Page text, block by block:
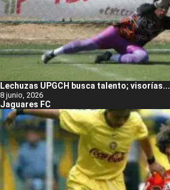
Lechuzas UPGCH busca talento; visorías...
8 junio, 2026
Jaguares FC